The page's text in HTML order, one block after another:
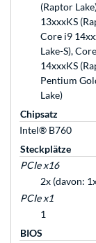
(Raptor
13xxxKS
Core i9
Lake-S),
14xxxKS
Pentium
Lake)
Chipsatz
Intel® B760
Steckplätze
PCIe x16
2x (davon:
PCIe x1
1
BIOS